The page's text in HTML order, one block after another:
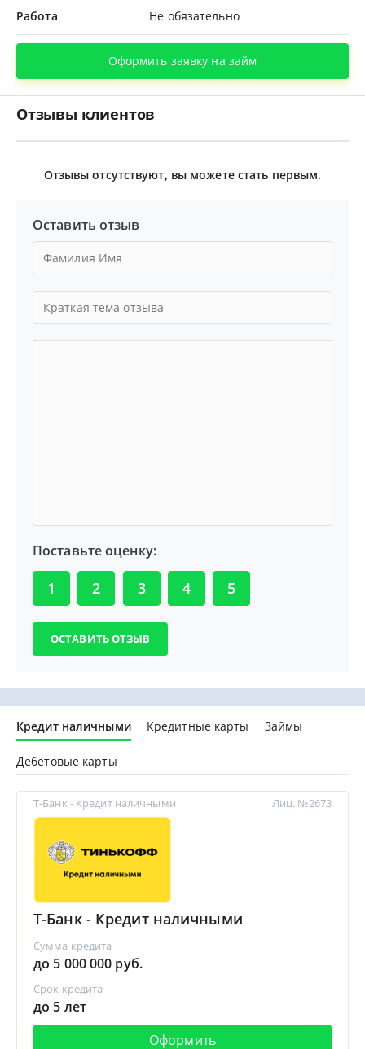
Работа Не обязательно
Оформить заявку на займ
Отзывы клиентов
Отзывы отсутствуют, вы можете стать первым.
Оставить отзыв
Поставьте оценку:
1 2 3 4 5
Кредит наличными Кредитные карты Займы
Дебетовые карты
Т-Банк - Кредит наличными
Т-Банк - Кредит наличными
Сумма кредита
до 5 000 000 руб.
Срок кредита
до 5 лет
Оформить
Лиц. №2673